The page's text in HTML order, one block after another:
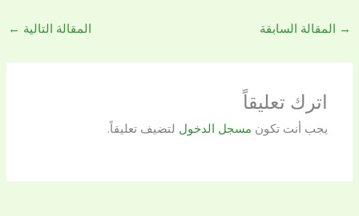
→ المقالة السابقة المقالة التالية ←
اترك تعليقاً
يجب أنت تكون مسجل الدخول لتضيف تعليقاً.